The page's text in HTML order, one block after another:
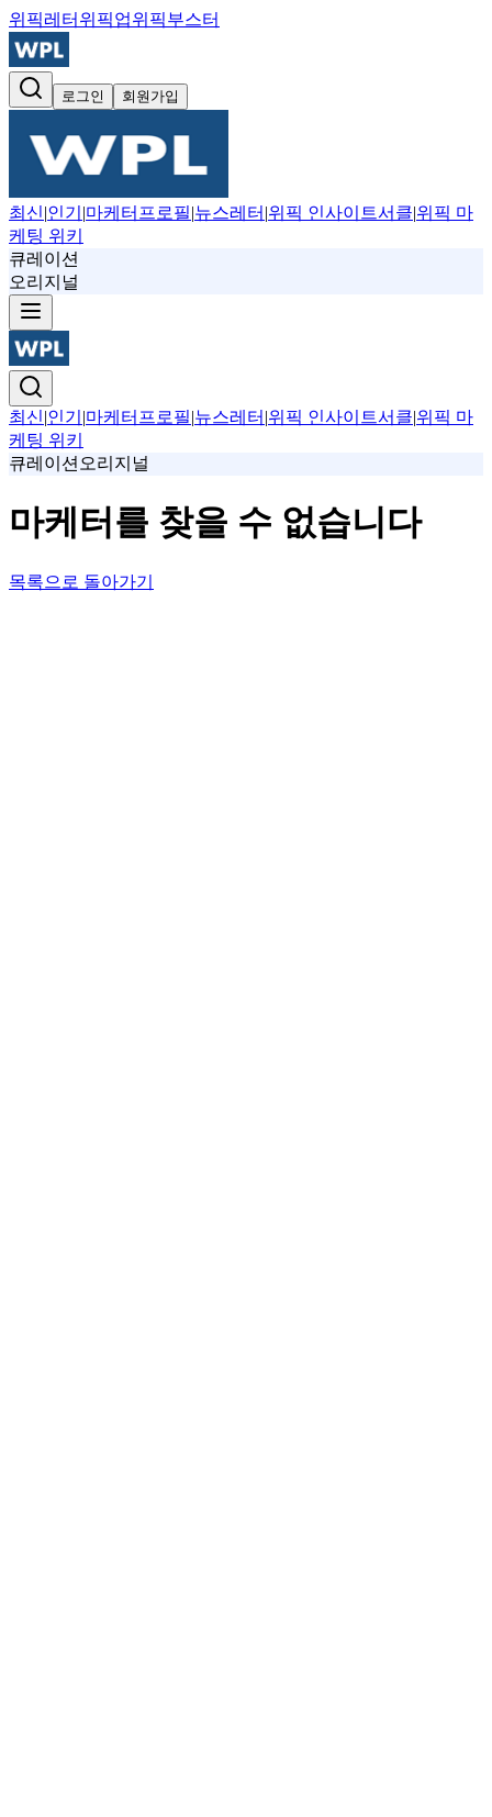
위픽레터 위픽업위픽부스터
로그인 회원가입
최신|인기 |마케터프로필|뉴스레터 |위픽 인사이트서클|위픽 마
케팅 위키
큐레이션
오리지널
최신|인기 |마케터프로필|뉴스레터 |위픽 인사이트서클|위픽 마
케팅 위키
큐레이션 오리지널
마케터를 찾을 수 없습니다
목록으로 돌아가기